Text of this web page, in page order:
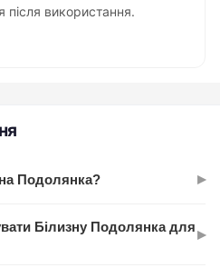
після використання.
Подолянка? ▸
використовується для
Білизну Подолянка для▸